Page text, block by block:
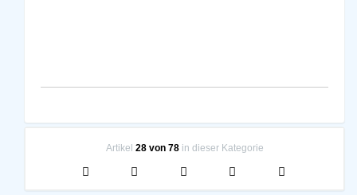
Artikel 28 von 78in dieser Kategorie